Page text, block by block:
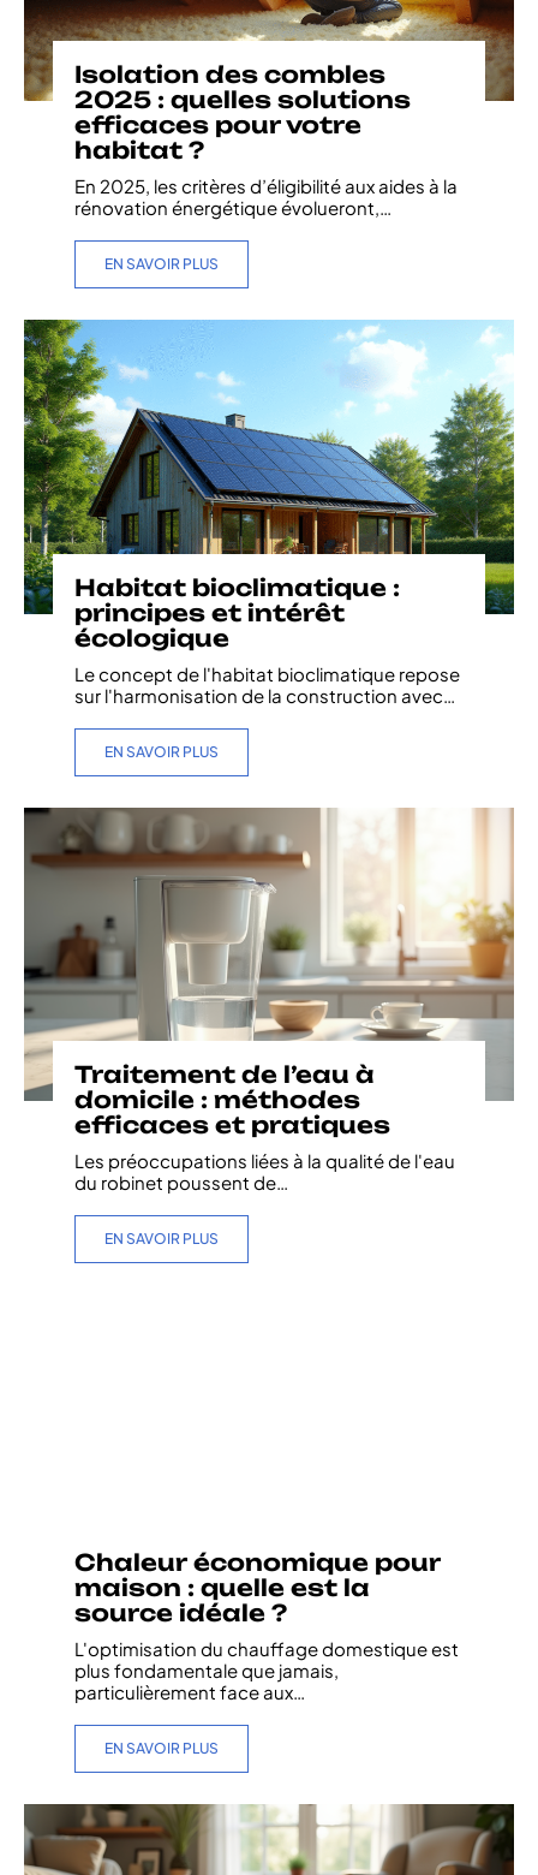
Isolation des combles
2025 : quelles solutions
efficaces pour votre
habitat ?
En 2025, les critères d’éligibilité aux aides à la
rénovation énergétique évolueront,
EN SAVOIR PLUS
Habitat bioclimatique :
principes et intérêt
écologique
Le concept de l'habitat bioclimatique repose
sur l'harmonisation de la construction avec
EN SAVOIR PLUS
Traitement de l’eau à
domicile : méthodes
efficaces et pratiques
Les préoccupations liées à la qualité de l'eau
du robinet poussent de…
EN SAVOIR PLUS
Chaleur économique pour
maison : quelle est la
source idéale ?
L'optimisation du chauffage domestique est
plus fondamentale que jamais,
particulièrement face aux…
EN SAVOIR PLUS